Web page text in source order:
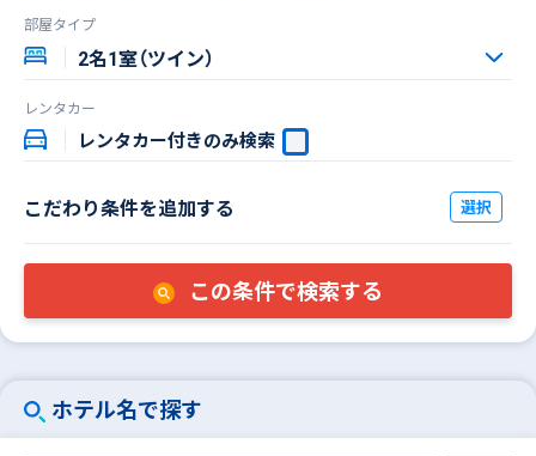
部屋タイプ
レンタカー
レンタカー付きのみ検索
こだわり条件を追加する
この条件で検索する
ホテル名で探す